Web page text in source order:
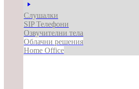
Слушалки
SIP Телефони
Озвучителни тела
Облачни решения
Home Office